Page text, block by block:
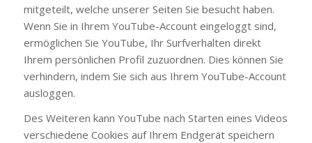
mitgeteilt, welche unserer Seiten Sie besucht haben.
Wenn Sie in Ihrem YouTube-Account eingeloggt sind,
ermöglichen Sie YouTube, Ihr Surfverhalten direkt
Ihrem persönlichen Profil zuzuordnen. Dies können Sie
verhindern, indem Sie sich aus Ihrem YouTube-Account
ausloggen.
Des Weiteren kann YouTube nach Starten eines Videos
verschiedene Cookies auf Ihrem Endgerät speichern